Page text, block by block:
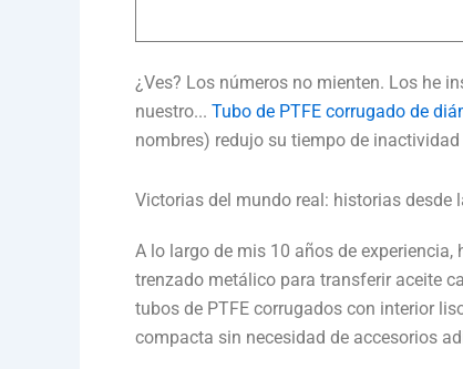
¿Ves? Los números no mienten. Los he
nuestro... Tubo de PTFE corrugado de
nombres) redujo su tiempo de
Victorias del mundo real: historias desde
A lo largo de mis 10 años de
trenzado metálico para transferir aceite
tubos de PTFE corrugados con interior
compacta sin necesidad de accesorios